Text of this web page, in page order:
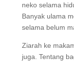
neko selama
Banyak ulama
selama belum
Ziarah ke
juga. Tentang